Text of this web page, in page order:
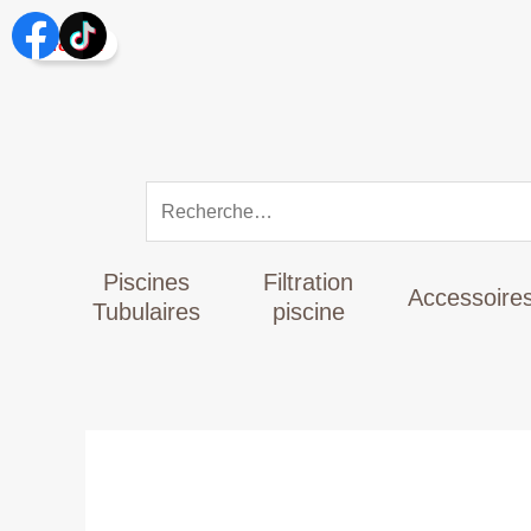
Aller
au
Piscines
Tubulaires
Filtration
piscine
Promo !